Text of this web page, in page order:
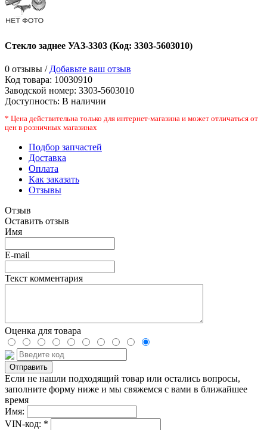
Стекло заднее УАЗ-3303 (Код: 3303-5603010)
0 отзывы / Добавьте ваш отзыв
Код товара: 10030910
Заводской номер: 3303-5603010
Доступность: В наличии
* Цена действительна только для интернет-магазина и может отличаться от
цен в розничных магазинах
Подбор запчастей
Доставка
Оплата
Как заказать
Отзывы
Отзыв
Оставить отзыв
Имя
E-mail
Текст комментария
Оценка для товара
Если не нашли подходящий товар или остались вопросы,
заполните форму ниже и мы свяжемся с вами в ближайшее
время
Имя:
VIN-код: *